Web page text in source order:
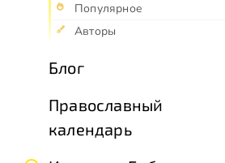
Популярное
Авторы
Блог
Православный
календарь